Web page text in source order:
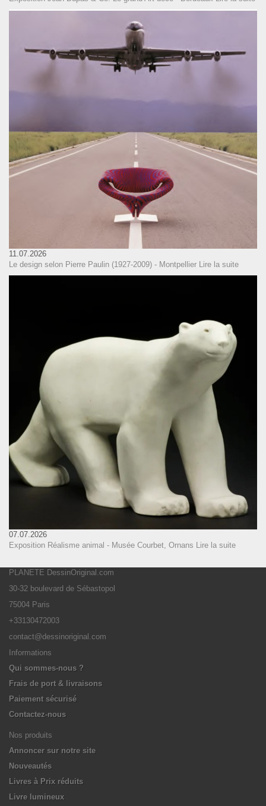
11.07.2026
Le design selon Pierre Paulin (1927-2009) - Montpellier Lire la suite
07.07.2026
Exposition Réalisme animal - Musée Courbet, Ornans Lire la suite
PLANETE DessinOriginal.com
30-32 boulevard de Sébastopol
75004 Paris
+33130472003
contact@dessinoriginal.com
Informations
Qui sommes-nous ?
Frais de port & livraisons
Paiement sécurisé
Contactez-nous
Nos produits
Annoncer sur notre site
Nouveautés
Livres à Prix réduits
Livre lumineux